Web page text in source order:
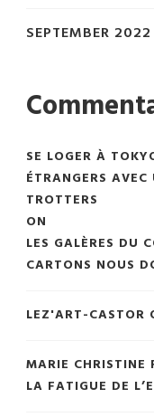
SEPTEMBER 2022
SE LOGER À
ÉTRANGERS
TROTTERS
ON
LES GALÈRES DU
CARTONS NOUS
LEZ'ART-CASTOR
MARIE CHRISTINE
LA FATIGUE DE